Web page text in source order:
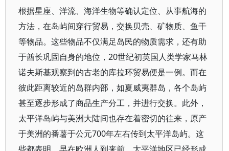
根据星座、洋流、海洋生物等确认定位、从事航海的
方法，在岛屿间穿行贸易，交换贝壳、矿物质、鱼干
等物品。这些物品不仅满足岛民的物质需求，还有助
于酋长巩固自身的地位，20世纪初英国人类学家马林
诺夫斯基观察到的古老的库拉环贸易便是一例。而在
彼此距离较近的岛群内部，如夏威夷群岛，各个岛屿
甚至逐步形成了商品生产分工，并进行交换。此外，
太平洋岛屿与美洲大陆间也存在着密切的往来，原产
于美洲的番薯于公元700年左右传到太平洋岛屿。这